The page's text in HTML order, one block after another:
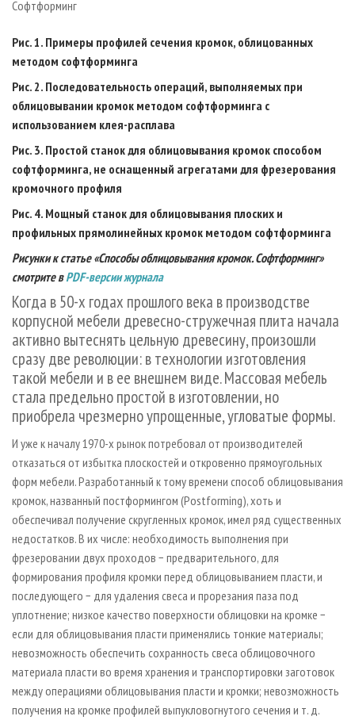
СУШКА ДРЕВЕСИНЫ
ПРОИЗВОДСТВО ДРЕВЕСНЫХ ПЛИТ
ДЕРЕВЯННОЕ ДОМОСТРОЕНИЕ
ПРОИЗВОДСТВО МЕБЕЛИ
БИОЭНЕРГЕТИКА
ЦБП
ИНСТРУМЕНТ И МАТЕРИАЛЫ
ПЕРСОНЫ
МОБИЛЬНЫЕ ВЫСТАВКИ
ОФИЦИАЛЬНЫЕ ДЕЛЕГАЦИИ
ПРИОРИТЕТНЫЕ ИНВЕСТПРОЕКТЫ
RUSSIAN FORESTRY REVIEW
ГАЗЕТА ЛЕСПРОМФОРУМ
БИБЛИОТЕКА СПЕЦИАЛИСТА
КОНТАКТЫ
РЕКЛАМА
РЕКЛАМА НА САЙТЕ
Софтформинг
Рис. 1. Примеры профилей сечения кромок, облицованных
методом софтформинга
Рис. 2. Последовательность операций, выполняемых при
облицовывании кромок методом софтформинга с
использованием клея-расплава
Рис. 3. Простой станок для облицовывания кромок способом
софтформинга, не оснащенный агрегатами для фрезерования
кромочного профиля
Рис. 4. Мощный станок для облицовывания плоских и
профильных прямолинейных кромок методом софтформинга
Рисунки к статье «Способы облицовывания кромок. Софтформинг»
смотрите вPDF-версии журнала
Когда в 50-х годах прошлого века в производстве
корпусной мебели древесно-стружечная плита начала
активно вытеснять цельную древесину, произошли
сразу две революции: в технологии изготовления
такой мебели и в ее внешнем виде. Массовая мебель
стала предельно простой в изготовлении, но
приобрела чрезмерно упрощенные, угловатые формы.
И уже к началу 1970-­х рынок потребовал от производителей
отказаться от избытка плоскостей и откровенно прямоугольных
форм мебели. Разработанный к тому времени способ облицовывания
кромок, названный постформингом (Postforming), хоть и
обеспечивал получение скругленных кромок, имел ряд существенных
недостатков. В их числе: необходимость выполнения при
фрезеровании двух проходов − предварительного, для
формирования профиля кромки перед облицовыванием пласти, и
последующего − для удаления свеса и прорезания паза под
уплотнение; низкое качество поверхности облицовки на кромке −
если для облицовывания пласти применялись тонкие материалы;
невозможность обеспечить сохранность свеса облицовочного
материала пласти во время хранения и транспортировки заготовок
между операциями облицовывания пласти и кромки; невозможность
получения на кромке профилей выпукло­вогнутого сечения и т. д.